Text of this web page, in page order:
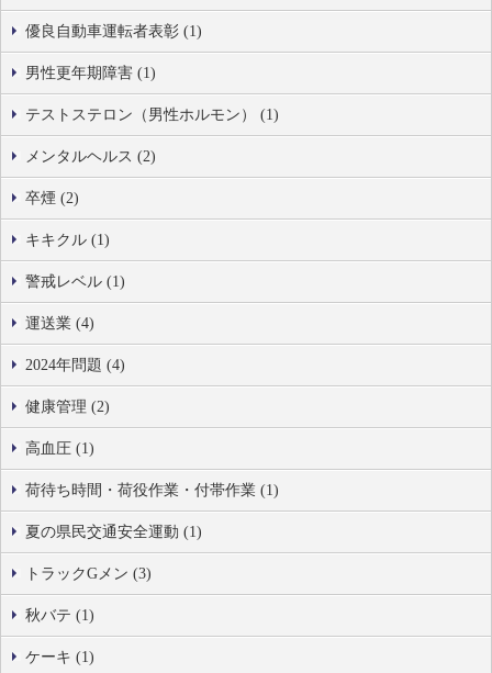
優良自動車運転者表彰 (1)
男性更年期障害 (1)
テストステロン（男性ホルモン） (1)
メンタルヘルス (2)
卒煙 (2)
キキクル (1)
警戒レベル (1)
運送業 (4)
2024年問題 (4)
健康管理 (2)
高血圧 (1)
荷待ち時間・荷役作業・付帯作業 (1)
夏の県民交通安全運動 (1)
トラックGメン (3)
秋バテ (1)
ケーキ (1)